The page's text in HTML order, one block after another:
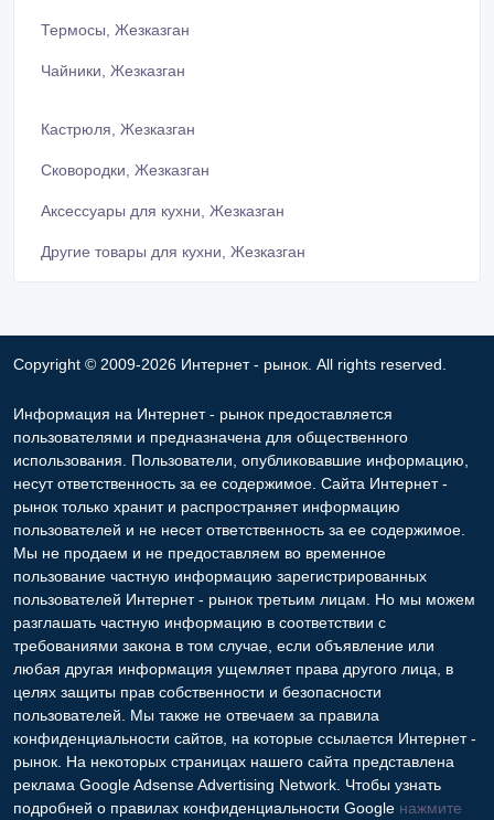
Термосы, Жезказган
Чайники, Жезказган
Кастрюля, Жезказган
Сковородки, Жезказган
Аксессуары для кухни, Жезказган
Другие товары для кухни, Жезказган
Copyright © 2009-2026 Интернет - рынок. All rights reserved.
Информация на Интернет - рынок предоставляется
пользователями и предназначена для общественного
использования. Пользователи, опубликовавшие информацию,
несут ответственность за ее содержимое. Сайта Интернет -
рынок только хранит и распространяет информацию
пользователей и не несет ответственность за ее содержимое.
Мы не продаем и не предоставляем во временное
пользование частную информацию зарегистрированных
пользователей Интернет - рынок третьим лицам. Но мы можем
разглашать частную информацию в соответствии с
требованиями закона в том случае, если объявление или
любая другая информация ущемляет права другого лица, в
целях защиты прав собственности и безопасности
пользователей. Мы также не отвечаем за правила
конфиденциальности сайтов, на которые ссылается Интернет -
рынок. На некоторых страницах нашего сайта представлена
реклама Google Adsense Advertising Network. Чтобы узнать
подробней о правилах конфиденциальности Google нажмите